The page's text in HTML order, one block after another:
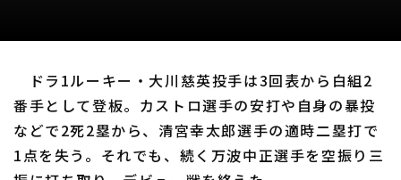
ドラ1ルーキー・大川慈英投手は3回表から白組2
番手として登板。カストロ選手の安打や自身の暴投
などで2死2塁から、清宮幸太郎選手の適時二塁打で
1点を失う。それでも、続く万波中正選手を空振り三